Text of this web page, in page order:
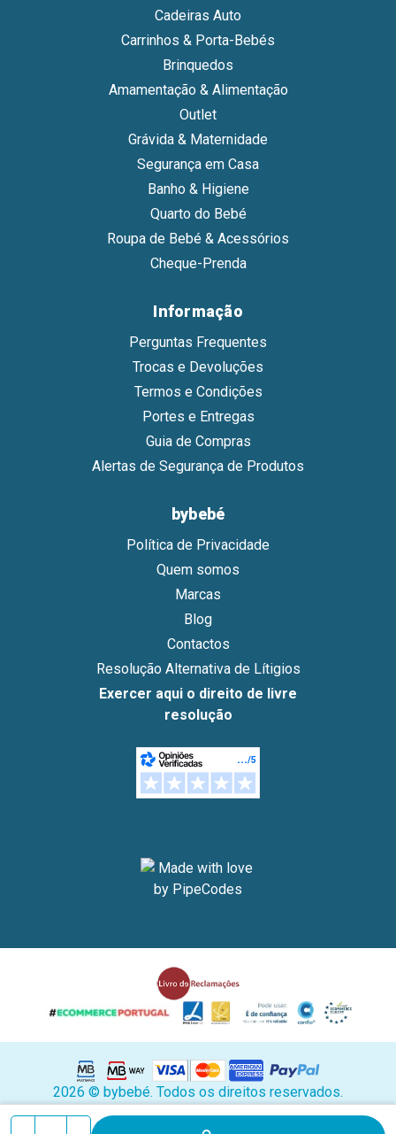
Stock
Cadeiras Auto
Carrinhos & Porta-Bebés
Brinquedos
Amamentação & Alimentação
Outlet
Grávida & Maternidade
Segurança em Casa
Banho & Higiene
Quarto do Bebé
Roupa de Bebé & Acessórios
Cheque-Prenda
Informação
Perguntas Frequentes
Trocas e Devoluções
Termos e Condições
Portes e Entregas
Guia de Compras
Alertas de Segurança de Produtos
bybebé
Política de Privacidade
Quem somos
Marcas
Blog
Contactos
Resolução Alternativa de Lítigios
Exercer aqui o direito de livre
resolução
2026 © bybebé. Todos os direitos reservados.